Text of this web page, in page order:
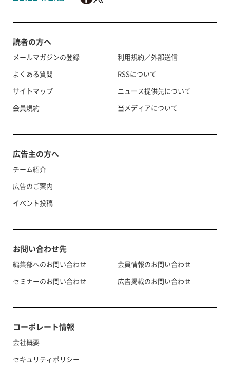
読者の方へ
メールマガジンの登録
よくある質問
サイトマップ
会員規約
利用規約／外部送信
RSSについて
ニュース提供先について
当メディアについて
広告主の方へ
チーム紹介
広告のご案内
イベント投稿
お問い合わせ先
編集部へのお問い合わせ
セミナーのお問い合わせ
会員情報のお問い合わせ
広告掲載のお問い合わせ
コーポレート情報
会社概要
セキュリティポリシー